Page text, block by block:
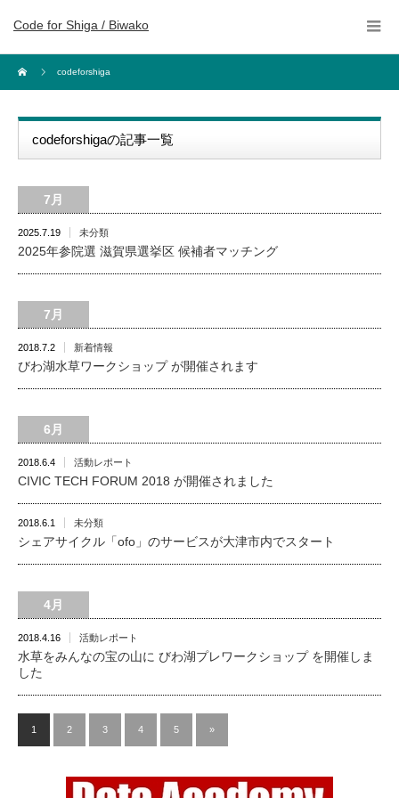
Code for Shiga / Biwako
codeforshiga
codeforshigaの記事一覧
7月
2025.7.19 未分類
2025年参院選 滋賀県選挙区 候補者マッチング
7月
2018.7.2 新着情報
びわ湖水草ワークショップ が開催されます
6月
2018.6.4 活動レポート
CIVIC TECH FORUM 2018 が開催されました
2018.6.1 未分類
シェアサイクル「ofo」のサービスが大津市内でスタート
4月
2018.4.16 活動レポート
水草をみんなの宝の山に びわ湖プレワークショップ を開催しま
した
1 2 3 4 5 »